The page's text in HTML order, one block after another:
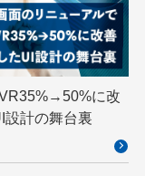
ンド
ット
ペアリング暗号
に改
設計の舞台裏